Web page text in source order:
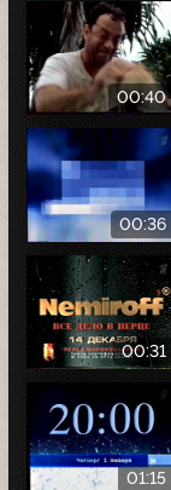
00:40
00:36
00:31
01:15